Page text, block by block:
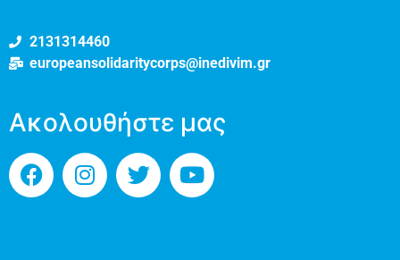
2131314460
europeansolidaritycorps@inedivim.gr
Ακολουθήστε μας